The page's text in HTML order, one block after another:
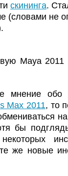
скининга.
(словами не
Maya 2011
мнение обо
Max 2011, то
бы
же новые